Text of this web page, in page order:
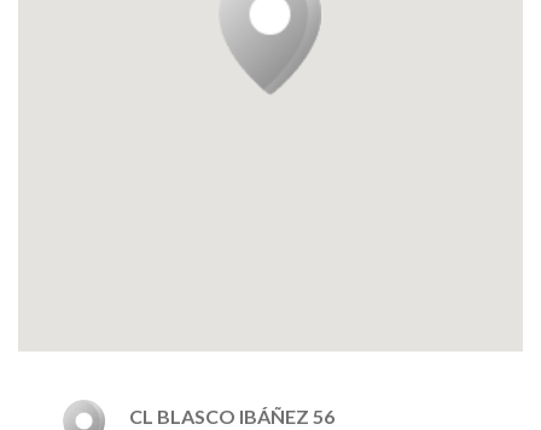
CL BLASCO IBÁÑEZ 56